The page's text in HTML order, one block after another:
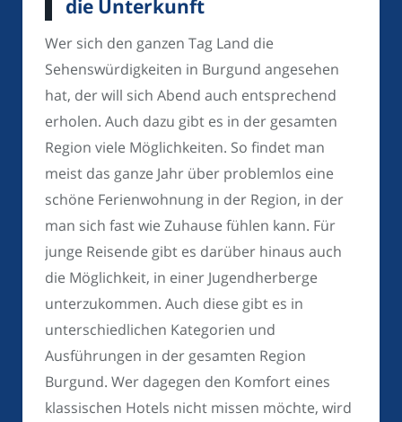
die Unterkunft
Wer sich den ganzen Tag Land die
Sehenswürdigkeiten in Burgund angesehen
hat, der will sich Abend auch entsprechend
erholen. Auch dazu gibt es in der gesamten
Region viele Möglichkeiten. So findet man
meist das ganze Jahr über problemlos eine
schöne Ferienwohnung in der Region, in der
man sich fast wie Zuhause fühlen kann. Für
junge Reisende gibt es darüber hinaus auch
die Möglichkeit, in einer Jugendherberge
unterzukommen. Auch diese gibt es in
unterschiedlichen Kategorien und
Ausführungen in der gesamten Region
Burgund. Wer dagegen den Komfort eines
klassischen Hotels nicht missen möchte, wird